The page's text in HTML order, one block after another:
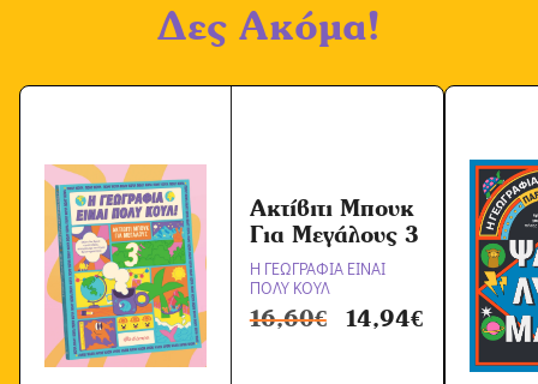
Δες Ακόμα!
Ακτίβιτι Μπουκ
Για Μεγάλους 3
Η ΓΕΩΓΡΑΦΙΑ ΕΙΝΑΙ
ΠΟΛΥ ΚΟΥΛ
16,60€ 14,94€